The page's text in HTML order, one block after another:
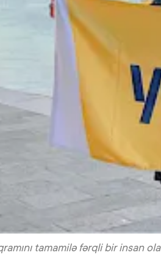
tamamilə fərqli bir insan